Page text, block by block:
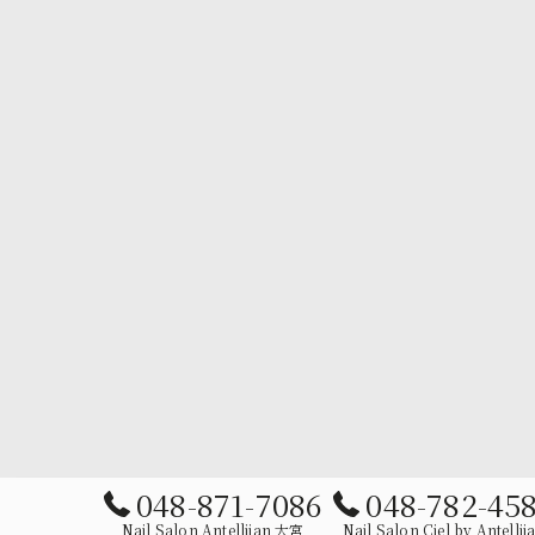
048-871-7086
Nail Salon Antellijan 大宮
048-782-
Nail Salon Ciel by